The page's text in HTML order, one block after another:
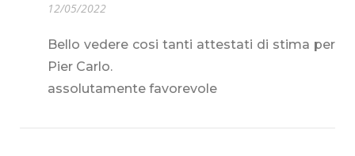
12/05/2022
Bello vedere cosi tanti attestati di stima per
Pier Carlo.
assolutamente favorevole